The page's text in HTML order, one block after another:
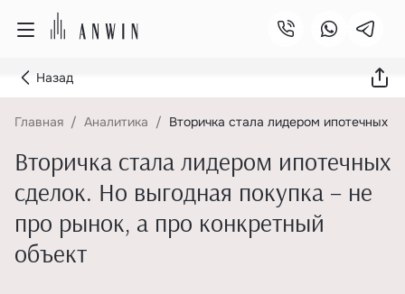
Назад
Главная Аналитика Вторичка стала лидером ипотечных
Вторичка стала лидером ипотечных
сделок. Но выгодная покупка – не
про рынок, а про конкретный
объект